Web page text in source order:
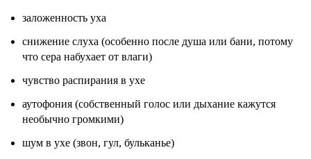
заложенность уха
снижение слуха (особенно после душа или бани, потому
что сера набухает от влаги)
чувство распирания в ухе
аутофония (собственный голос или дыхание кажутся
необычно громкими)
шум в ухе (звон, гул, бульканье)